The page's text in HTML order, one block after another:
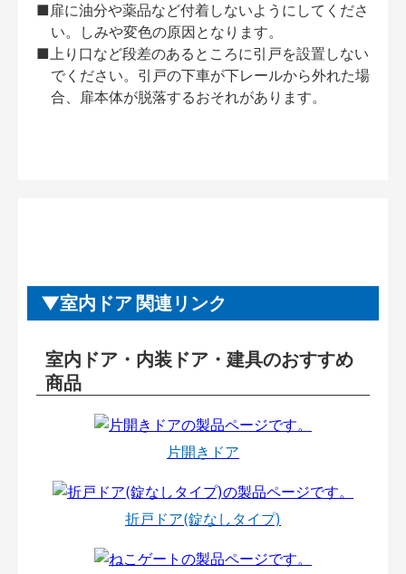
■扉に油分や薬品など付着しないようにしてくださ
い。しみや変色の原因となります。
■上り口など段差のあるところに引戸を設置しない
でください。引戸の下車が下レールから外れた場
合、扉本体が脱落するおそれがあります。
室内ドア 関連リンク
室内ドア・内装ドア・建具のおすすめ
商品
片開きドア
折戸ドア(錠なしタイプ)